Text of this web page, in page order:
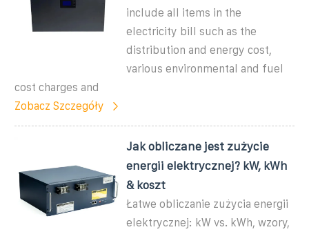
include all items in the
electricity bill such as the
distribution and energy cost,
various environmental and fuel
cost charges and
Zobacz Szczegóły
Jak obliczane jest zużycie
energii elektrycznej? kW, kWh
& koszt
Łatwe obliczanie zużycia energii
elektrycznej: kW vs. kWh, wzory,